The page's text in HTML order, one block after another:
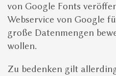
von Google Fonts
Webservice von Google
große Datenmengen
wollen.
Zu bedenken gilt